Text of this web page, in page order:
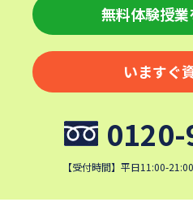
無料体験授
いますぐ
【受付時間】平日11:00-